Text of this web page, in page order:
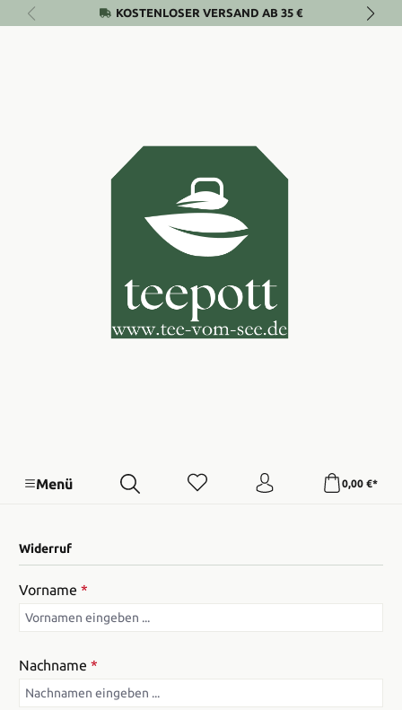
Zum Hauptinhalt springenKOSTENLOSER VERSAND AB 35 €
Menü 0,00 €*
Widerruf
Vorname *
Nachname *